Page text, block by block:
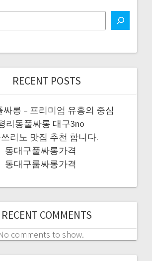
RECENT POSTS
싸롱 – 프리미엄 유흥의 중심
리동풀싸롱 대구3no
리노 맛집 추천 합니다.
동대구풀싸롱가격
동대구룸싸롱가격
RECENT COMMENTS
comments to show.